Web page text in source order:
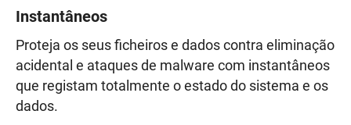
Instantâneos
Proteja os seus ficheiros e dados contra eliminação
acidental e ataques de malware com instantâneos
que registam totalmente o estado do sistema e os
dados.